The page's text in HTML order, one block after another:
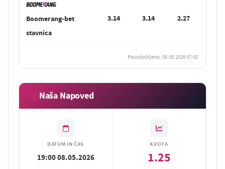
Boomerang-bet
stavnica
3.14 3.14 2.27
Posodobljeno: 08.05.2026 07:02
Naša Napoved
DATUM IN ČAS
19:00 08.05.2026
KVOTA
1.25